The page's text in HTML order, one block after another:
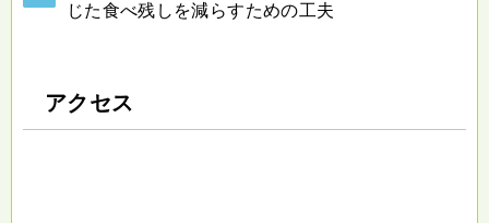
じた食べ残しを減らすための工夫
アクセス